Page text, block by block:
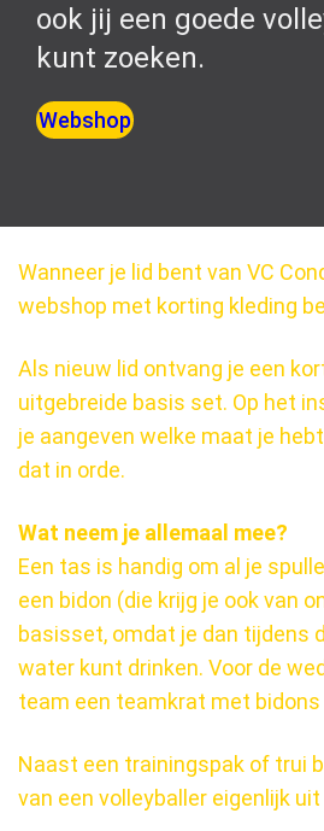
ook jij een goede
kunt zoeken.
Webshop
Wanneer je lid bent van VC
webshop met korting kleding
Als nieuw lid ontvang je een
uitgebreide basis set. Op het
je aangeven welke maat je
dat in orde.
Wat neem je allemaal mee?
Een tas is handig om al je
een bidon (die krijg je ook van
basisset, omdat je dan tijdens
water kunt drinken. Voor de
team een teamkrat met bidons
Naast een trainingspak of trui
van een volleyballer eigenlijk